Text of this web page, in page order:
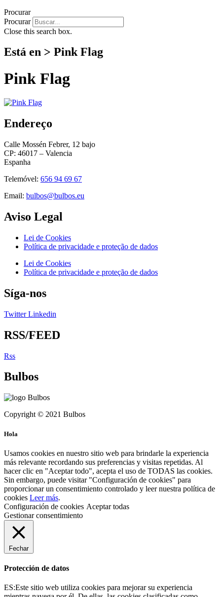
Procurar
Procurar
Close this search box.
Está en > Pink Flag
Pink Flag
Endereço
Calle Mossén Febrer, 12 bajo
CP: 46017 – Valencia
Espanha
Telemóvel: 656 94 69 67
Email: bulbos@bulbos.eu
Aviso Legal
Lei de Cookies
Política de privacidade e proteção de dados
Lei de Cookies
Política de privacidade e proteção de dados
Síga-nos
Twitter Linkedin
RSS/FEED
Rss
Bulbos
Copyright © 2021 Bulbos
Hola
Usamos cookies en nuestro sitio web para brindarle la experiencia
más relevante recordando sus preferencias y visitas repetidas. Al
hacer clic en "Aceptar todo", acepta el uso de TODAS las cookies.
Sin embargo, puede visitar "Configuración de cookies" para
proporcionar un consentimiento controlado y leer nuestra política de
cookies Leer más.
Configuración de cookies Aceptar todas
Gestionar consentimiento
Fechar
Protección de datos
ES:Este sitio web utiliza cookies para mejorar su experiencia